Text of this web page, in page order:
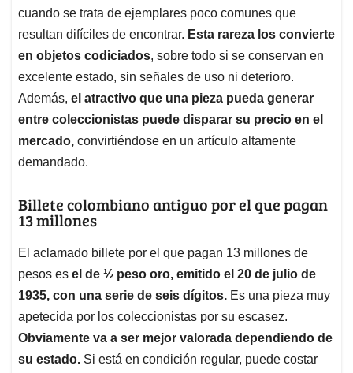
cuando se trata de ejemplares poco comunes que
resultan difíciles de encontrar. Esta rareza los convierte
en objetos codiciados, sobre todo si se conservan en
excelente estado, sin señales de uso ni deterioro.
Además, el atractivo que una pieza pueda generar
entre coleccionistas puede disparar su precio en el
mercado, convirtiéndose en un artículo altamente
demandado.
Billete colombiano antiguo por el que pagan
13 millones
El aclamado billete por el que pagan 13 millones de
pesos es el de ½ peso oro, emitido el 20 de julio de
1935, con una serie de seis dígitos. Es una pieza muy
apetecida por los coleccionistas por su escasez.
Obviamente va a ser mejor valorada dependiendo de
su estado. Si está en condición regular, puede costar